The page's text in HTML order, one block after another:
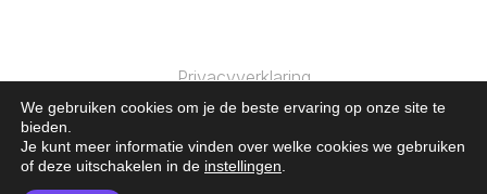
Privacyverklaring
© 2025 Clics Toys. Alle Rechten Voorbehouden.
We gebruiken cookies om je de beste ervaring op onze site te
bieden.
Je kunt meer informatie vinden over welke cookies we gebruiken
of deze uitschakelen in de instellingen